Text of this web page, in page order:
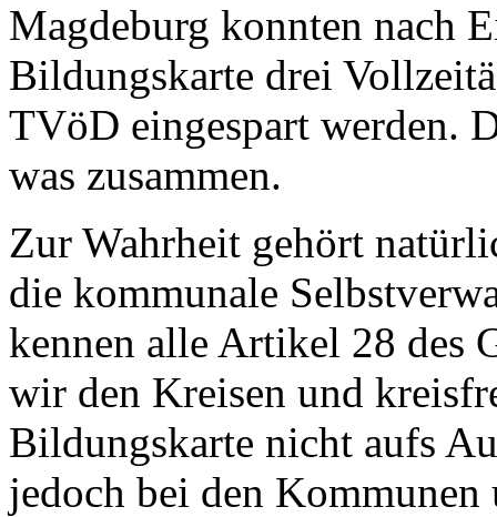
Magdeburg konnten nach
Bildungskarte drei
TVöD eingespart werden.
was zusammen.
Zur Wahrheit gehört
die kommunale
kennen alle Artikel 28 des
wir den Kreisen und
Bildungskarte nicht aufs
jedoch bei den